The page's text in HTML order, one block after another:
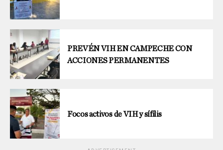
PREVÉN VIH EN CAMPECHE CON
ACCIONES PERMANENTES
Focos activos de VIH y sífilis